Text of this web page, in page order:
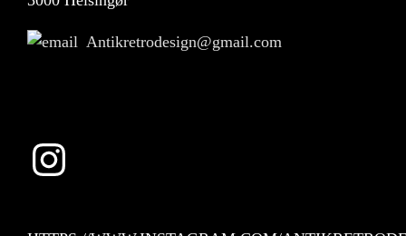
Antikretrodesign@gmail.com